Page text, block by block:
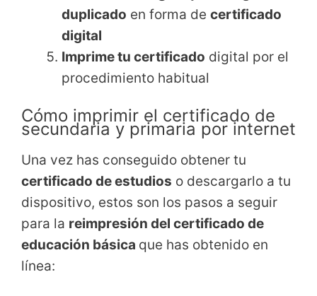
duplicado en forma de certificado
digital
Imprime tu certificado digital por el
procedimiento habitual
Cómo imprimir el certificado de
secundaria y primaria por internet
Una vez has conseguido obtener tu
certificado de estudios o descargarlo a tu
dispositivo, estos son los pasos a seguir
para la reimpresión del certificado de
educación básica que has obtenido en
línea: